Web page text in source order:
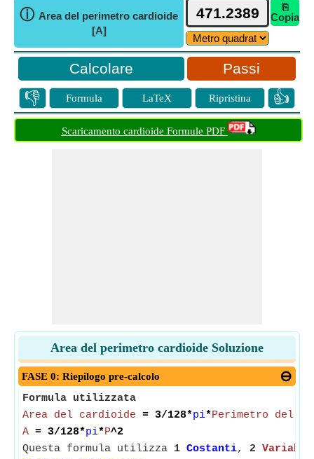
ⓘ Area del perimetro cardioide
[A]
⎘
Copia
Passi
👎 Formula LaTeX Ripristina 👍
Scaricamento cardioide Formule PDF
Area del perimetro cardioide Soluzione
FASE 0: Riepilogo pre-calcolo
Formula utilizzata
Area del cardioide = 3/128*pi*Perimetro del
A = 3/128*pi*P^2
Questa formula utilizza 1 Costanti, 2